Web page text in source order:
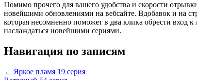
Помимо прочего для вашего удобства и скорости
новейшими обновлениями на вебсайте. Вдобавок и на
которая несомненно поможет в два клика обрести вход
наслаждаться новейшими сериями.
Навигация по записям
← Яркое пламя 19 серия